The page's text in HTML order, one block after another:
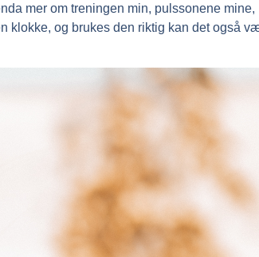
mer om treningen min, pulssonene mine,
klokke, og brukes den riktig kan det også